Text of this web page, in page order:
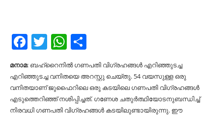
Facebook
TwitterWhatsApp
മനാമ: ബഹ്‌റൈനില്‍ ഗണപതി വിഗ്രഹങ്ങള്‍ എറിഞ്ഞുടച്ച
എറിഞ്ഞുടച്ച വനിതയെ അറസ്റ്റു ചെയ്തു. 54 വയസുള്ള ഒരു
വനിതയാണ് ജുഫൈറിലെ ഒരു കടയിലെ ഗണപതി വിഗ്രഹങ്ങള്‍
എടുത്തെറിഞ്ഞ് നശിപ്പിച്ചത്. ഗണേശ ചതുര്‍ത്ഥിയോടനുബന്ധിച്ച്‌
നിരവധി ഗണപതി വിഗ്രഹങ്ങള്‍ കടയിലുണ്ടായിരുന്നു. ഈ